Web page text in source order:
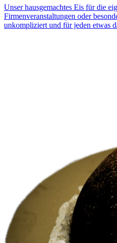
Unser hausgemachtes Eis für die
Firmenveranstaltungen oder
unkompliziert und für jeden etwas